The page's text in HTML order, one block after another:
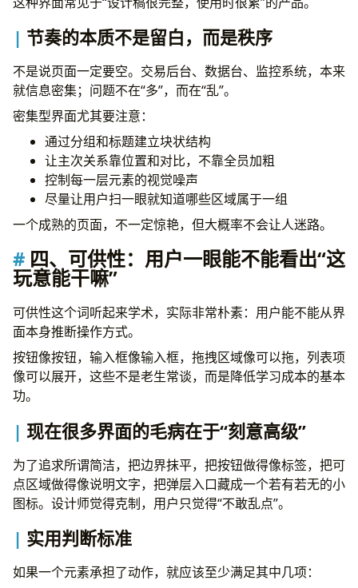
节奏的本质不是留白，而是秩序
不是说页面一定要空。交易后台、数据台、监控系统，本来
就信息密集；问题不在“多”，而在“乱”。
密集型界面尤其要注意：
通过分组和标题建立块状结构
让主次关系靠位置和对比，不靠全员加粗
控制每一层元素的视觉噪声
尽量让用户扫一眼就知道哪些区域属于一组
一个成熟的页面，不一定惊艳，但大概率不会让人迷路。
四、可供性：用户一眼能不能看出“这
玩意能干嘛”
可供性这个词听起来学术，实际非常朴素：用户能不能从界
面本身推断操作方式。
按钮像按钮，输入框像输入框，拖拽区域像可以拖，列表项
像可以展开，这些不是老生常谈，而是降低学习成本的基本
功。
现在很多界面的毛病在于“刻意高级”
为了追求所谓简洁，把边界抹平，把按钮做得像标签，把可
点区域做得像说明文字，把弹层入口藏成一个若有若无的小
图标。设计师觉得克制，用户只觉得“不敢乱点”。
实用判断标准
如果一个元素承担了动作，就应该至少满足其中几项：